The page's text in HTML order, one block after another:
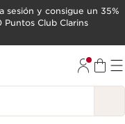
sesión y consigue un 35%
Club Clarins